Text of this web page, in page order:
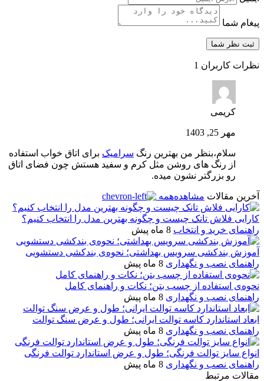
پیغام شما
نظرات کاربران 1
کریمی
مهر 25, 1403
سلام،بنظر من بهترین رنگ سرامیک برای اتاق خواب استفاده
از رنگ های روشن مثل کرم و سفید هستش چون فضای اتاق
رو بزرگتر نشون میده.
آخرین مقالات مشاهده‌همه
کارایی فلاش تانک چیست و چگونه بهترین مدل را انتخاب کنیم؟
راهنمای خرید و انتخاب 8 ماه پیش
آموزش بندکشی سرویس بهداشتی؛ نحوه‌ی بندکشی دستشویی
راهنمای نصب و نگهداری 8 ماه پیش
نحوه‌ی استفاده از چسب بتن؛ نکات و راهنمای کامل
راهنمای نصب و نگهداری 8 ماه پیش
ابعاد استاندارد کاسه توالت ایرانی؛ طول و عرض سنگ توالت
راهنمای نصب و نگهداری 8 ماه پیش
انواع سایز توالت فرنگی؛ طول و عرض استاندارد توالت فرنگی
راهنمای نصب و نگهداری 8 ماه پیش
مقالات مرتبط